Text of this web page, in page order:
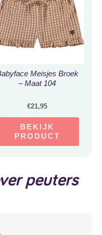
Meisjes Broek
– Maat 104
€21,95
BEKIJK
PRODUCT
peuters